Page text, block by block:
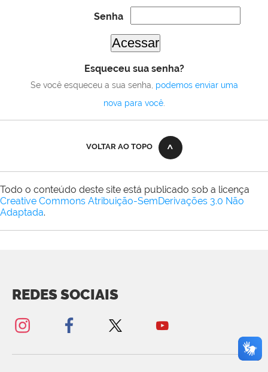
Senha
Esqueceu sua senha?
Se você esqueceu a sua senha, podemos enviar uma
nova para você.
VOLTAR AO TOPO
Todo o conteúdo deste site está publicado sob a licença
Creative Commons Atribuição-SemDerivações 3.0 Não
Adaptada.
REDES SOCIAIS